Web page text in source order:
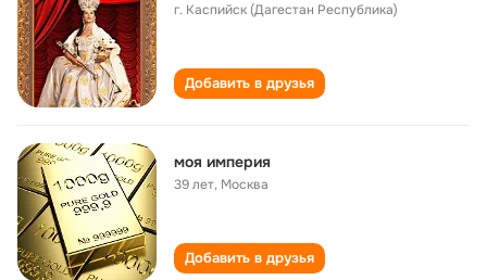
г. Каспийск (Дагестан Республика)
Добавить в друзья
моя империя
39 лет, Москва
Добавить в друзья